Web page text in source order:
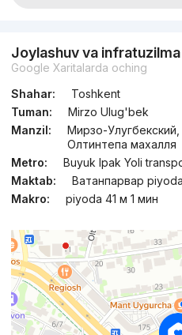
Joylashuv va infratuzilma
Google Xaritalarda oching
Shahar:
Toshkent
Tuman:
Mirzo Ulug'bek
Manzil:
Мирзо-Улугбекский,
Олтинтепа махалля
Metro:
Buyuk Ipak Yoli
Maktab:
Ватанпарвар
Makro:
piyoda 41 м 1 мин